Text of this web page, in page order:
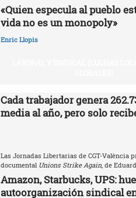
«Quien especula al pueblo
vida no es un monopoly»
Enric Llopis
Cada trabajador genera
media al año, pero solo
Las Jornadas Libertarias de CGT-València
documental Unions Strike Again, de
Amazon, Starbucks, UPS:
autoorganización sindical